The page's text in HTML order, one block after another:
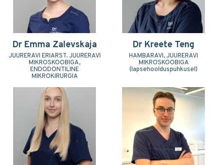
Dr Emma Zalevskaja
JUURERAVI ERIARST. JUURERAVI
MIKROSKOOBIGA,
ENDODONTILINE
MIKROKIRURGIA
Dr Kreete Teng
HAMBARAVI, JUURERAVI
MIKROSKOOBIGA
(lapsehoolduspuhkusel)